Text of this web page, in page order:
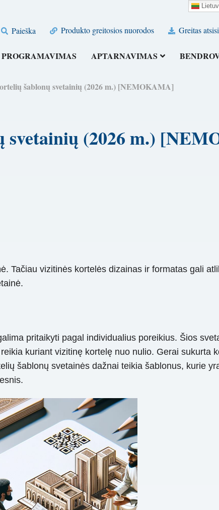
Paieška Produkto greitosios nuorodos Greitas
PROGRAMAVIMAS APTARNAVIMAS
šablonų svetainių (2026 m.) [NEMOKAMA]
svetainių (2026 m.)
Tačiau vizitinės kortelės dizainas ir formatas gali
pritaikyti pagal individualius poreikius. Šios
kuriant vizitinę kortelę nuo nulio. Gerai sukurta
šablonų svetainės dažnai teikia šablonus, kurie